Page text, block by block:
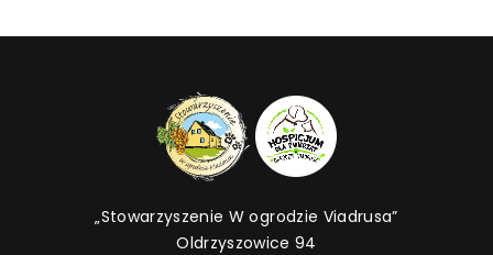
„Stowarzyszenie W ogrodzie Viadrusa”
Oldrzyszowice 94